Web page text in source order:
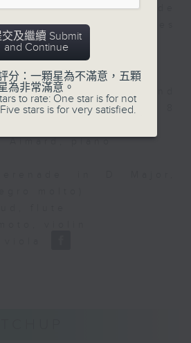
(arr): 2 Poèmes de
fp122 (ii. Fêtes
Waltzes, Ländler and
(Länder nos.7, 8
及繼續 Submit
and Continue
分：一顆星為不滿意，五顆
為非常滿意。
to rate: One star is for not
stars is for very satisfied.